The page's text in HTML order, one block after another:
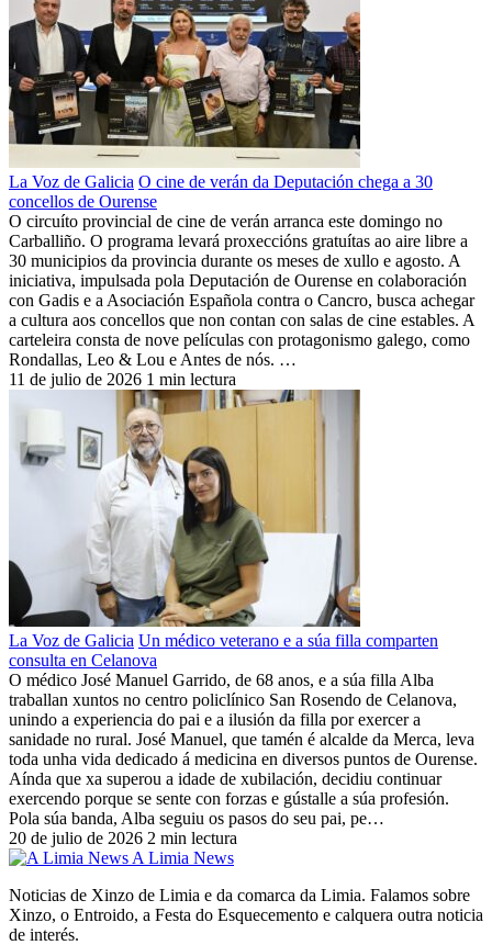
La Voz de Galicia O cine de verán da Deputación chega a 30
concellos de Ourense
O circuíto provincial de cine de verán arranca este domingo no
Carballiño. O programa levará proxeccións gratuítas ao aire libre a
30 municipios da provincia durante os meses de xullo e agosto. A
iniciativa, impulsada pola Deputación de Ourense en colaboración
con Gadis e a Asociación Española contra o Cancro, busca achegar
a cultura aos concellos que non contan con salas de cine estables. A
carteleira consta de nove películas con protagonismo galego, como
Rondallas, Leo & Lou e Antes de nós. …
11 de julio de 2026 1 min lectura
La Voz de Galicia Un médico veterano e a súa filla comparten
consulta en Celanova
O médico José Manuel Garrido, de 68 anos, e a súa filla Alba
traballan xuntos no centro policlínico San Rosendo de Celanova,
unindo a experiencia do pai e a ilusión da filla por exercer a
sanidade no rural. José Manuel, que tamén é alcalde da Merca, leva
toda unha vida dedicado á medicina en diversos puntos de Ourense.
Aínda que xa superou a idade de xubilación, decidiu continuar
exercendo porque se sente con forzas e gústalle a súa profesión.
Pola súa banda, Alba seguiu os pasos do seu pai, pe…
20 de julio de 2026 2 min lectura
A Limia News
Noticias de Xinzo de Limia e da comarca da Limia. Falamos sobre
Xinzo, o Entroido, a Festa do Esquecemento e calquera outra noticia
de interés.